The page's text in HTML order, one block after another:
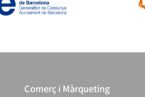
Comerç i Màrqueting